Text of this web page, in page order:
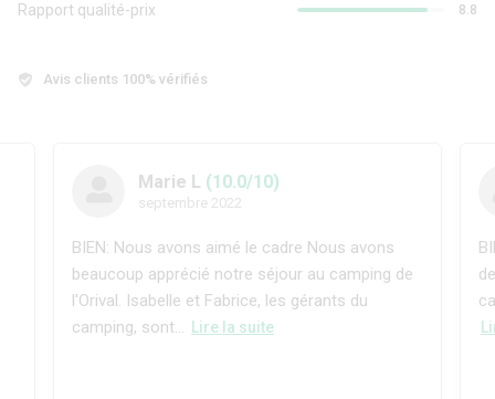
Rapport qualité-prix 8.8
Avis clients 100% vérifiés
Marie L (10.0/10)
septembre 2022
BIEN: Nous avons aimé le cadre Nous avons
beaucoup apprécié notre séjour au camping de
l'Orival. Isabelle et Fabrice, les gérants du
camping, sont...
Lire la suite